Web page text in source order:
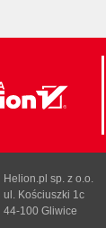
Helion.pl sp. z o.o.
ul. Kościuszki 1c
44-100 Gliwice